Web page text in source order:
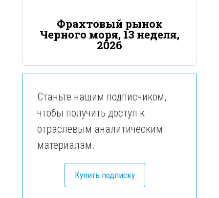
Фрахтовый рынок
Черного моря, 13 неделя,
2026
Станьте нашим подписчиком,
чтобы получить доступ к
отраслевым аналитическим
материалам.
Купить подписку